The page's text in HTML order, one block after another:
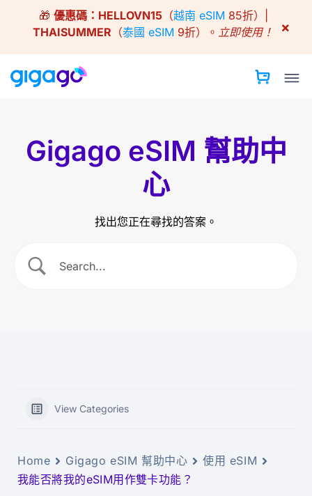
🎁 優惠碼： HELLOVN15（越南 eSIM 85折）|
THAISUMMER （泰國 eSIM 9折）。 立即使用！ ×
Gigago eSIM 幫助中
心
找出您正在尋找的答案。
View Categories
Home Gigago eSIM 幫助中心
使用 eSIM
我能否將我的eSIM用作雙卡功能？